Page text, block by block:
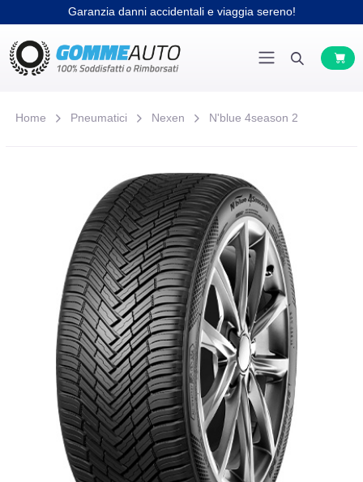
Garanzia danni accidentali e viaggia sereno!
Home Pneumatici Nexen N'blue 4season 2